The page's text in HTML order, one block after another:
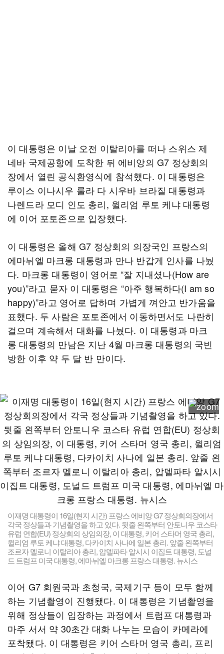
이 대통령은 이날 오전 이탈리아를 떠나 스위스 제
네바 국제공항에 도착한 뒤 에비앙의 G7 정상회의
장에서 열린 공식환영식에 참석했다. 이 대통령은
루이스 이나시우 룰라 다 시우바 브라질 대통령과
나렌드라 모디 인도 총리, 윌리엄 루토 케냐 대통령
에 이어 포토존으로 입장했다.
이 대통령은 올해 G7 정상회의 의장국인 프랑스의
에마뉘엘 마크롱 대통령과 만나 반갑게 인사를 나눴
다. 마크롱 대통령이 영어로 “잘 지내셨나(How are
you)”라고 묻자 이 대통령은 “아주 행복하다(I am so
happy)”라고 영어로 답하며 가볍게 껴안고 반가움을
표했다. 두 사람은 포토존에서 이동하면서도 나란히
걸으며 계속해서 대화를 나눴다. 이 대통령과 마크
롱 대통령의 만남은 지난 4월 마크롱 대통령의 국빈
방한 이후 약 두 달 반 만이다.
이재명 대통령이 16일(현지 시간) 프랑스 에비앙 G7 정상회의장에서
각국 정상들과 기념촬영을 하고 있다. 뒷줄 왼쪽부터 안토니우 코스타
유럽 연합(EU) 정상회의 상임의장, 이 대통령, 키어 스타머 영국 총리,
윌리엄 루토 케냐 대통령, 다카이치 사나에 일본 총리. 앞줄 왼쪽부터
조르자 멜로니 이탈리아 총리, 압델파타 알시시 이집트 대통령, 도널
드 트럼프 미국 대통령, 에마뉘엘 마크롱 프랑스 대통령. 뉴시스
이어 G7 회원국과 초청국, 국제기구 등이 모두 함께
하는 기념촬영이 진행됐다. 이 대통령은 기념촬영을
위해 정상들이 입장하는 과정에서 트럼프 대통령과
마주 서서 약 30초간 대화 나누는 모습이 카메라에
포착됐다. 이 대통령은 키어 스타머 영국 총리, 프리